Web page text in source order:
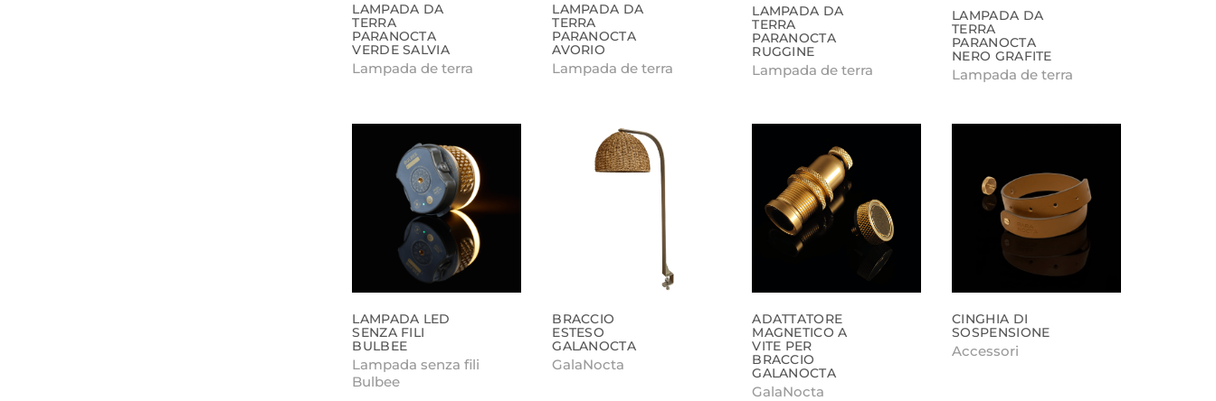
LAMPADA DA
TERRA
PARANOCTA
VERDE SALVIA
Lampada de terra
LAMPADA DA
TERRA
PARANOCTA
AVORIO
Lampada de terra
LAMPADA DA
TERRA
PARANOCTA
RUGGINE
Lampada de terra
LAMPADA DA
TERRA
PARANOCTA
NERO GRAFITE
Lampada de terra
LAMPADA LED
SENZA FILI
BULBEE
Lampada senza fili
Bulbee
BRACCIO
ESTESO
GALANOCTA
GalaNocta
ADATTATORE
MAGNETICO A
VITE PER
BRACCIO
GALANOCTA
GalaNocta
CINGHIA DI
SOSPENSIONE
Accessori